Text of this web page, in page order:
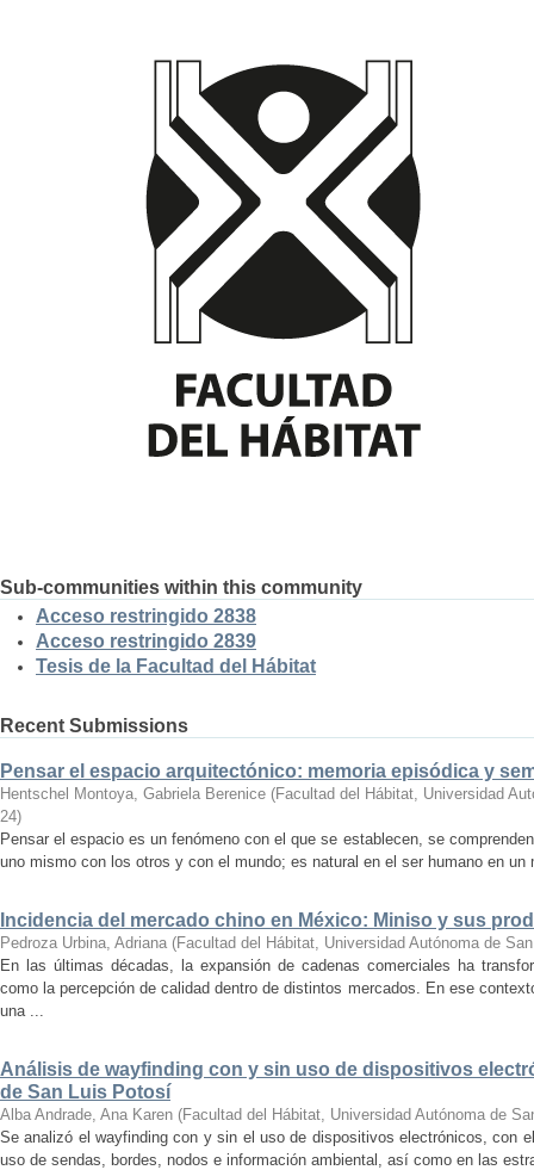
Sub-communities within this community
Acceso restringido 2838
Acceso restringido 2839
Tesis de la Facultad del Hábitat
Recent Submissions
Pensar el espacio arquitectónico: memoria episódica y
Hentschel Montoya, Gabriela Berenice (Facultad del Hábitat, Universidad
24)
Pensar el espacio es un fenómeno con el que se establecen, se
uno mismo con los otros y con el mundo; es natural en el ser humano en
Incidencia del mercado chino en México: Miniso y sus
Pedroza Urbina, Adriana (Facultad del Hábitat, Universidad Autónoma de
En las últimas décadas, la expansión de cadenas comerciales ha
como la percepción de calidad dentro de distintos mercados. En ese
una ...
Análisis de wayfinding con y sin uso de dispositivos
de San Luis Potosí
Alba Andrade, Ana Karen (Facultad del Hábitat, Universidad Autónoma de
Se analizó el wayfinding con y sin el uso de dispositivos electrónicos, con
uso de sendas, bordes, nodos e información ambiental, así como en las